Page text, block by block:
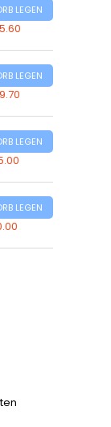
LEGEN
LEGEN
LEGEN
LEGEN